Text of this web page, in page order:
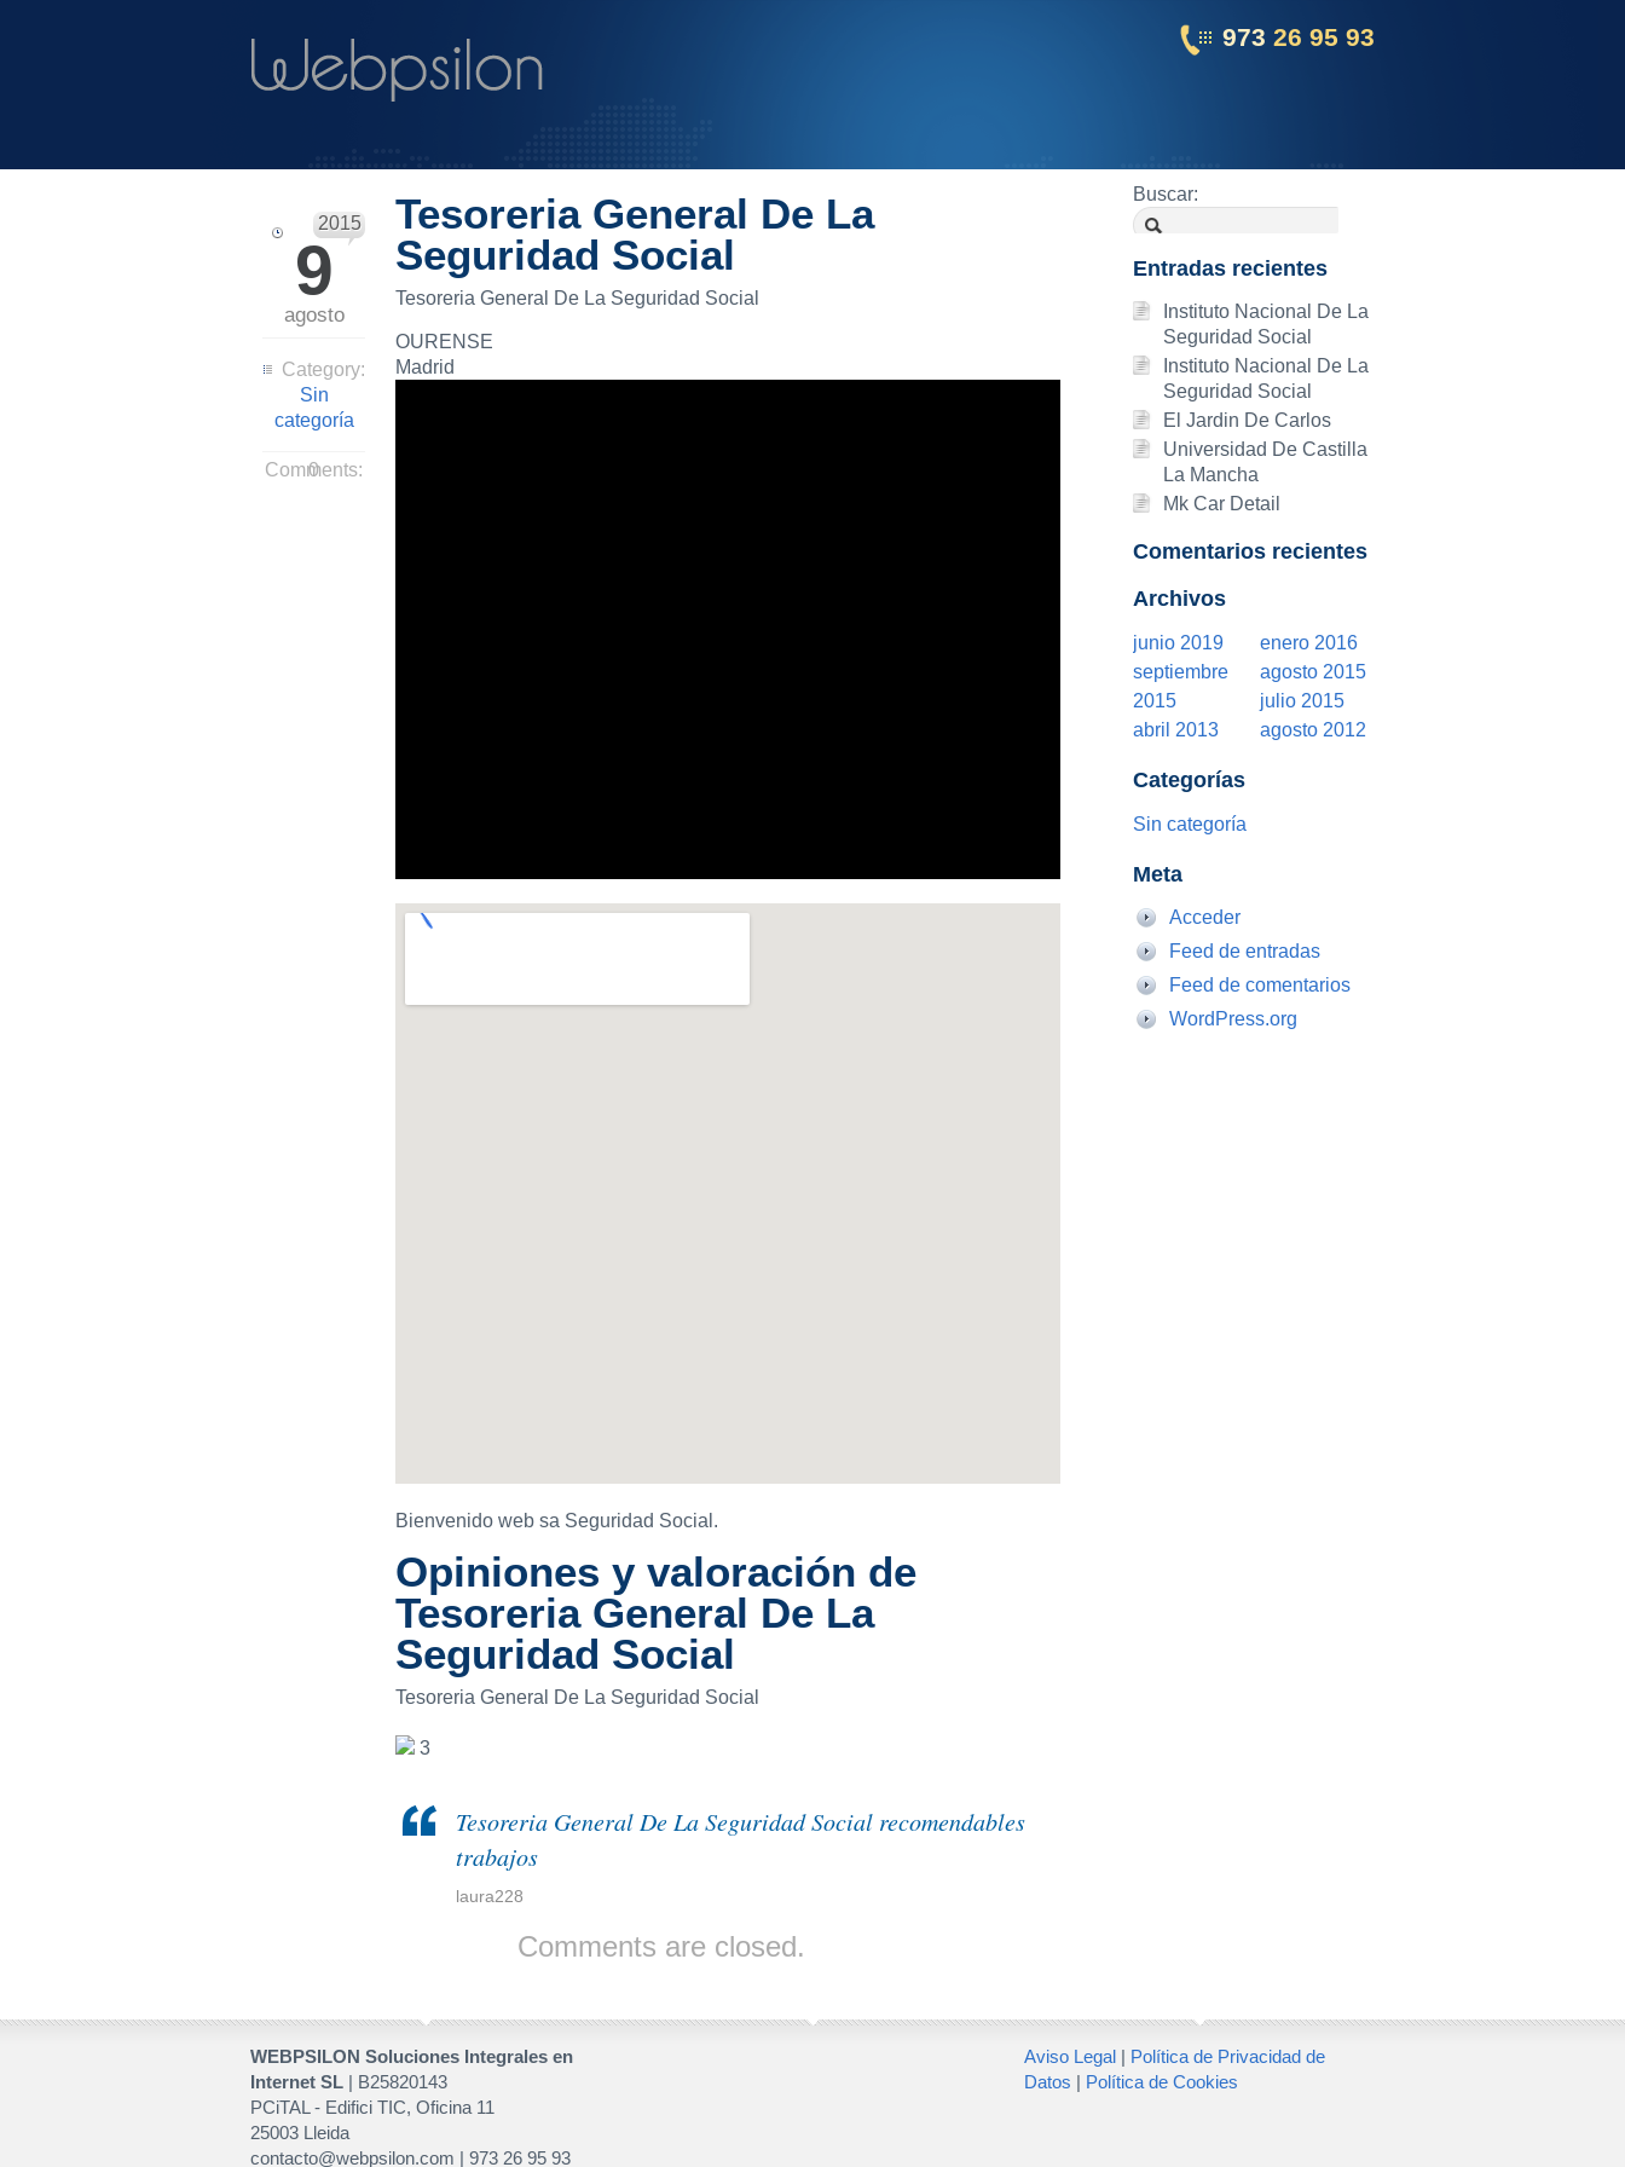
973 26 95 93
9
agosto
2015
Category:
Sin
categoría
Comments:
0
Tesoreria General De La
Seguridad Social
Tesoreria General De La Seguridad Social
OURENSE
Madrid
Bienvenido web sa Seguridad Social.
Opiniones y valoración de
Tesoreria General De La
Seguridad Social
Tesoreria General De La Seguridad Social
3
Tesoreria General De La Seguridad Social recomendables
trabajos
laura228
Comments are closed.
Buscar:
Entradas recientes
Instituto Nacional De La
Seguridad Social
Instituto Nacional De La
Seguridad Social
El Jardin De Carlos
Universidad De Castilla
La Mancha
Mk Car Detail
Comentarios recientes
Archivos
junio 2019
enero 2016
septiembre
2015
agosto 2015
julio 2015
abril 2013
agosto 2012
Categorías
Sin categoría
Meta
Acceder
Feed de entradas
Feed de comentarios
WordPress.org
WEBPSILON Soluciones Integrales en
Internet SL | B25820143
PCiTAL - Edifici TIC, Oficina 11
25003 Lleida
contacto@webpsilon.com | 973 26 95 93
Aviso Legal | Política de Privacidad de
Datos | Política de Cookies